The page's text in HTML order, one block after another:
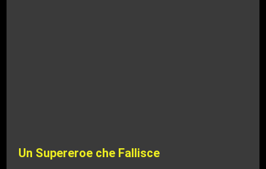
Un Supereroe che Fallisce